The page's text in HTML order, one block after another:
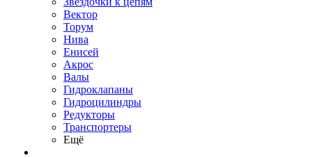
Вектор
Торум
Нива
Енисей
Акрос
Валы
Гидроклапаны
Гидроцилиндры
Редукторы
Транспортеры
Ещё